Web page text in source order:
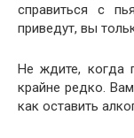
справиться с
приведут, вы
Не ждите, когда
крайне редко.
как оставить